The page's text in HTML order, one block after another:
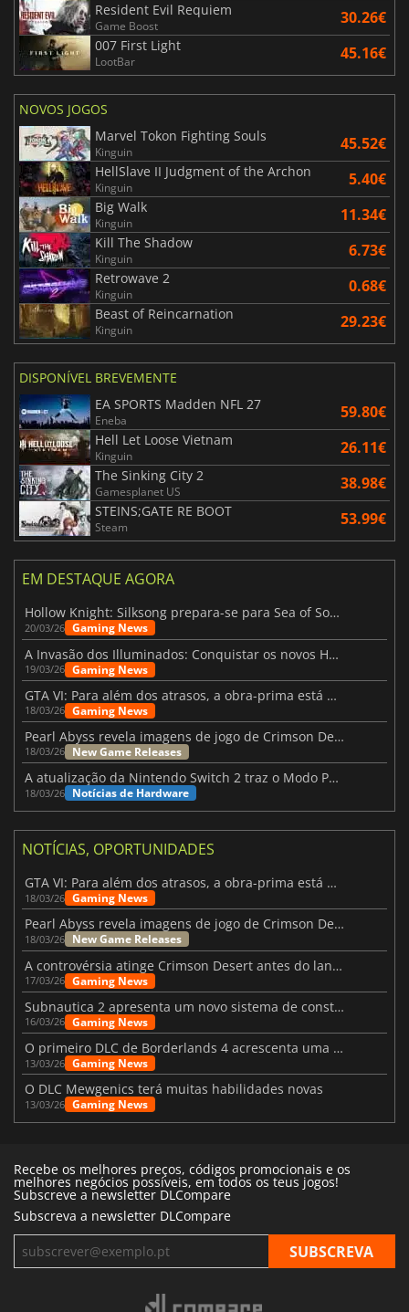
Resident Evil Requiem
Game Boost 30.26€
007 First Light
LootBar 45.16€
NOVOS JOGOS
Marvel Tokon Fighting Souls
Kinguin 45.52€
HellSlave II Judgment of the Archon
Kinguin 5.40€
Big Walk
Kinguin 11.34€
Kill The Shadow
Kinguin 6.73€
Retrowave 2
Kinguin 0.68€
Beast of Reincarnation
Kinguin 29.23€
DISPONÍVEL BREVEMENTE
EA SPORTS Madden NFL 27
Eneba 59.80€
Hell Let Loose Vietnam
Kinguin 26.11€
The Sinking City 2
Gamesplanet US 38.98€
STEINS;GATE RE BOOT
Steam 53.99€
EM DESTAQUE AGORA
Hollow Knight: Silksong prepara-se para Sea of Sorrow com um patch
20/03/26 Gaming News
A Invasão dos Illuminados: Conquistar os novos Helldivers 2 Atualização!
19/03/26 Gaming News
GTA VI: Para além dos atrasos, a obra-prima está quase a chegar
18/03/26 Gaming News
Pearl Abyss revela imagens de jogo de Crimson Desert para a PS5
18/03/26 New Game Releases
A atualização da Nintendo Switch 2 traz o Modo Portátil aos jogos mais antigos da Switch
18/03/26 Notícias de Hardware
NOTÍCIAS, OPORTUNIDADES
GTA VI: Para além dos atrasos, a obra-prima está quase a chegar
18/03/26 Gaming News
Pearl Abyss revela imagens de jogo de Crimson Desert para a PS5
18/03/26 New Game Releases
A controvérsia atinge Crimson Desert antes do lançamento
17/03/26 Gaming News
Subnautica 2 apresenta um novo sistema de construção de bases
16/03/26 Gaming News
O primeiro DLC de Borderlands 4 acrescenta uma nova personagem e muito mais
13/03/26 Gaming News
O DLC Mewgenics terá muitas habilidades novas
13/03/26 Gaming News
Recebe os melhores preços, códigos promocionais e os
melhores negócios possíveis, em todos os teus jogos!
Subscreve a newsletter DLCompare
Subscreva a newsletter DLCompare